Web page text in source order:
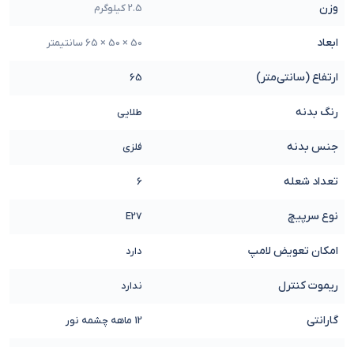
وزن 2.5 کیلوگرم
ابعاد 50 × 50 × 65 سانتیمتر
ارتفاع (سانتی‌متر) 65
رنگ بدنه طلایی
جنس بدنه فلزی
تعداد شعله 6
نوع سرپیچ E27
امکان تعویض لامپ دارد
ریموت کنترل ندارد
گارانتی 12 ماهه چشمه نور